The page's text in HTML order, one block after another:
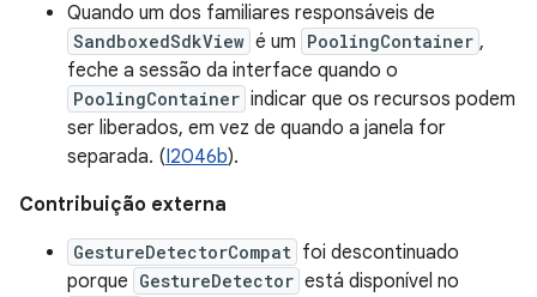
Quando um dos familiares responsáveis de
SandboxedSdkView é um PoolingContainer ,
feche a sessão da interface quando o
PoolingContainer indicar que os recursos podem
ser liberados, em vez de quando a janela for
separada. (I2046b).
Contribuição externa
GestureDetectorCompat foi descontinuado
porque GestureDetector está disponível no